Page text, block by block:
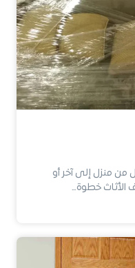
من منزل إلى آخر أو
الأثاث خطوة…